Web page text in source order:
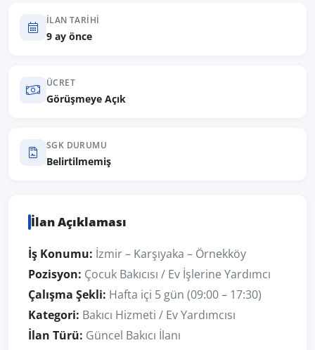
İLAN TARIHI
9 ay önce
ÜCRET
Görüşmeye Açık
SGK DURUMU
Belirtilmemiş
İlan Açıklaması
İş Konumu: İzmir – Karşıyaka – Örnekköy
Pozisyon: Çocuk Bakıcısı / Ev İşlerine Yardımcı
Çalışma Şekli: Hafta içi 5 gün (09:00 – 17:30)
Kategori: Bakıcı Hizmeti / Ev Yardımcısı
İlan Türü: Güncel Bakıcı İlanı